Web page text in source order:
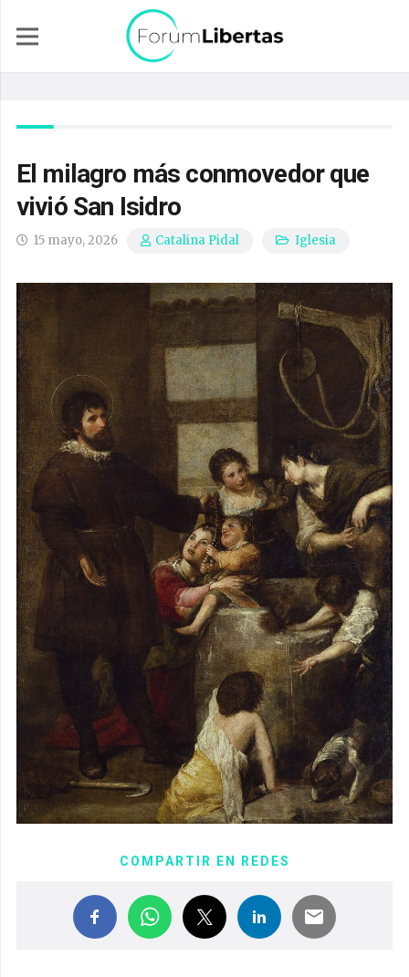
El milagro más conmovedor que
vivió San Isidro
15 mayo, 2026 Catalina Pidal Iglesia
COMPARTIR EN REDES